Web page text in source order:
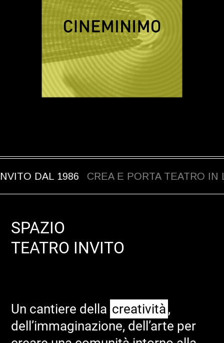
DAL 1986 CREA E PORTA TEATRO IN
SPAZIO
TEATRO INVITO
Un cantiere della creatività ,
dell’immaginazione, dell’arte per